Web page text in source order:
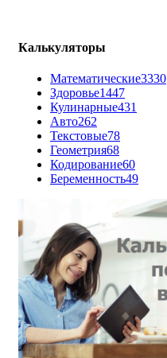
Калькуляторы
Математические3330
Здоровье1447
Кулинарные431
Авто262
Текстовые78
Геометрия68
Кодирование60
Беременность49